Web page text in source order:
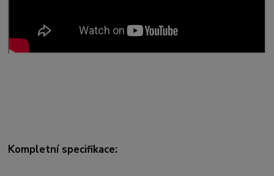
Kompletní specifikace: